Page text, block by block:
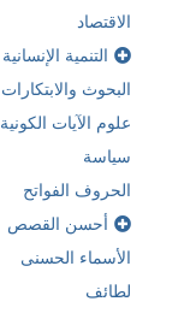
الاقتصاد
التنمية الإنسانية
البحوث والابتكارات
علوم الآيات الكونية
سياسة
الحروف الفواتح
أحسن القصص
الأسماء الحسنى
لطائف